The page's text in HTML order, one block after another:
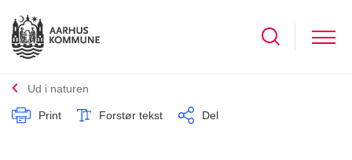
Ud i naturen
Print Forstør tekst Del